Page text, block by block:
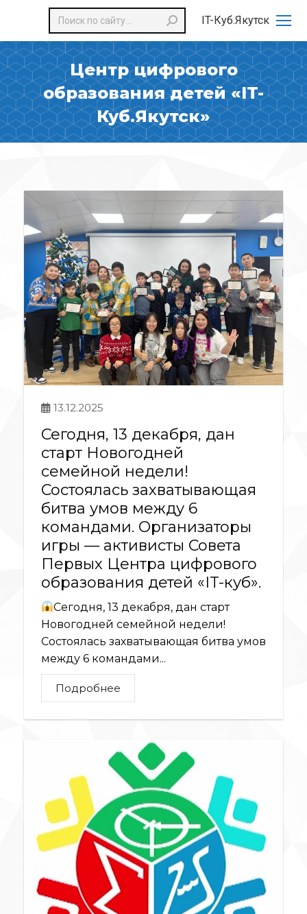
IT-Куб.Якутск
Поиск:
Центр цифрового
образования детей «IT-
Куб.Якутск»
13.12.2025
Сегодня, 13 декабря, дан
старт Новогодней
семейной недели!
Состоялась захватывающая
битва умов между 6
командами. Организаторы
игры — активисты Совета
Первых Центра цифрового
образования детей «IT-куб».
Сегодня, 13 декабря, дан старт
Новогодней семейной недели!
Состоялась захватывающая битва умов
между 6 командами...
Подробнее